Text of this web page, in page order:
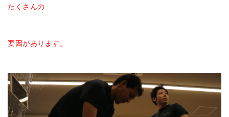
たくさんの
要因があります。